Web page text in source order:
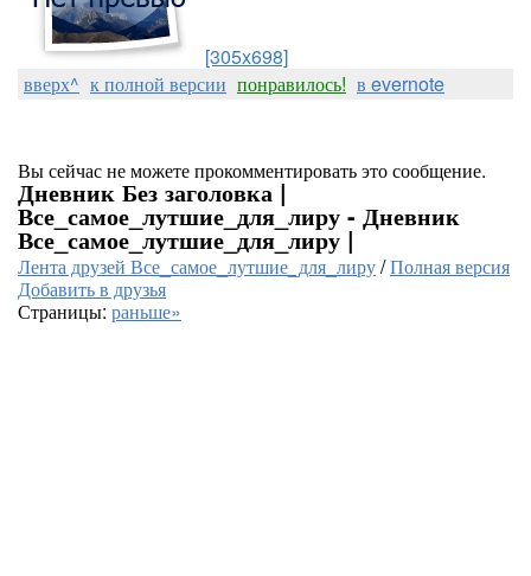
[305x698]
вверх^ к полной версии понравилось! в evernote
Вы сейчас не можете прокомментировать это сообщение.
Дневник Без заголовка |
Все_самое_лутшие_для_лиру - Дневник
Все_самое_лутшие_для_лиру |
Лента друзей Все_самое_лутшие_для_лиру/Полная версия
Добавить в друзья
Страницы: раньше»